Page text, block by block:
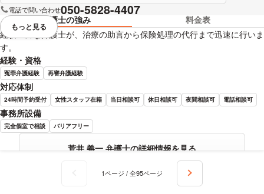
電話で問い合わせ050-5828-4407
弁護士の強み
料金表
経験豊富な弁護士が、治療の助言から保険処理の代行まで迅速に行いま
す。
経験・資格
冤罪弁護経験 再審弁護経験
対応体制
24時間予約受付 女性スタッフ在籍 当日相談可 休日相談可 夜間相談可 電話相談可
事務所設備
完全個室で相談 バリアフリー
荒井 義一 弁護士の詳細情報を見る
視覚的に省略されている要素を
もっと見る
1ページ / 全95ページ